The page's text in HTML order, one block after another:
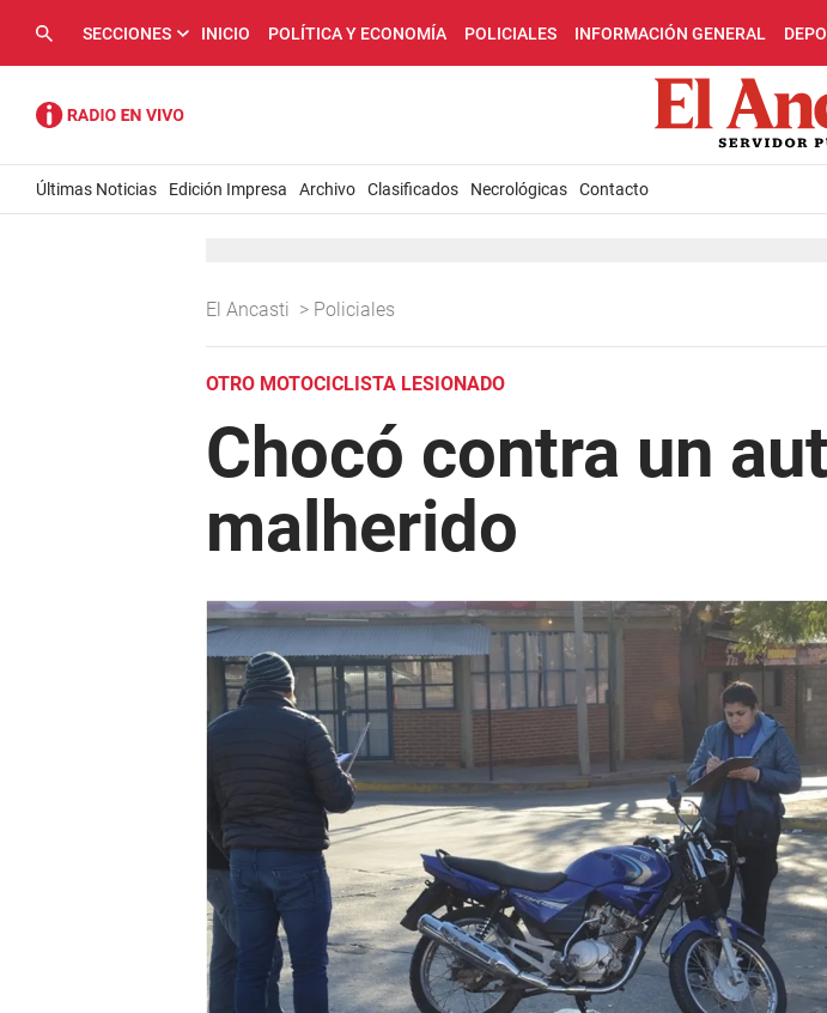
SECCIONES INICIO POLÍTICA Y ECONOMÍA POLICIALES INFORMACIÓN GENERAL
Últimas Noticias Edición Impresa Archivo Clasificados Necrológicas Contacto
El Ancasti > Policiales
OTRO MOTOCICLISTA LESIONADO
Chocó contra un
malherido